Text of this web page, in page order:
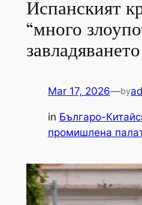
Испанският
“много
Mar 17, 2026—by
in Българо-
промишлена